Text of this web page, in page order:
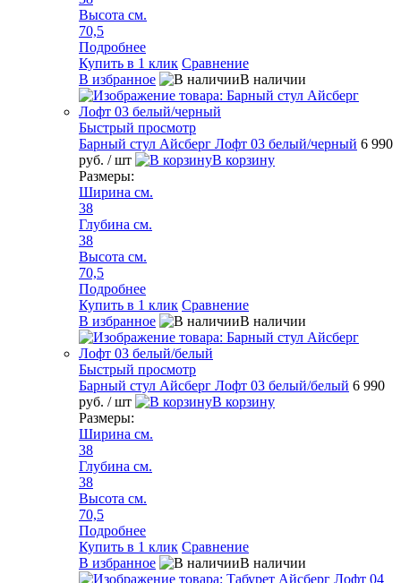
Высота см.
70,5
Подробнее
Купить в 1 клик Сравнение
В избранное
В наличии
Быстрый просмотр
Барный стул Айсберг Лофт 03 белый/черный 6 990
руб. / шт
В корзину
Размеры:
Ширина см.
38
Глубина см.
38
Высота см.
70,5
Подробнее
Купить в 1 клик Сравнение
В избранное
В наличии
Быстрый просмотр
Барный стул Айсберг Лофт 03 белый/белый 6 990
руб. / шт
В корзину
Размеры:
Ширина см.
38
Глубина см.
38
Высота см.
70,5
Подробнее
Купить в 1 клик Сравнение
В избранное
В наличии